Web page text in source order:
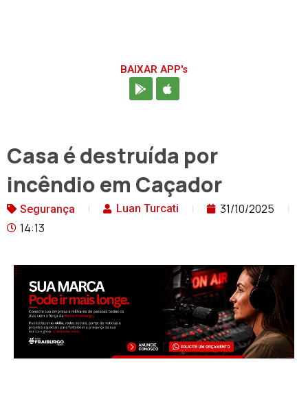
BAIXAR APP's
Casa é destruída por
incêndio em Caçador
Segurança Luan Turcati
31/10/2025
14:13